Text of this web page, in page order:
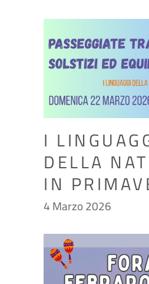
I
DELLA
IN
4 Marzo 2026